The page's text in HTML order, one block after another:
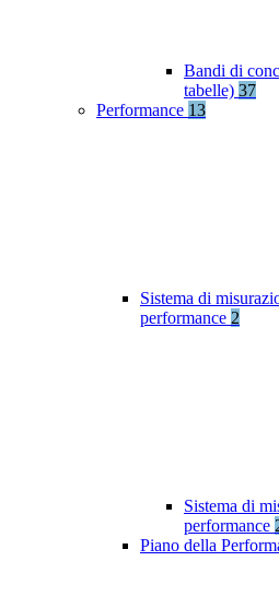
Bandi di
tabelle) 37
Performance 13
Sistema di
performance 2
Sistema di
performance
Piano della